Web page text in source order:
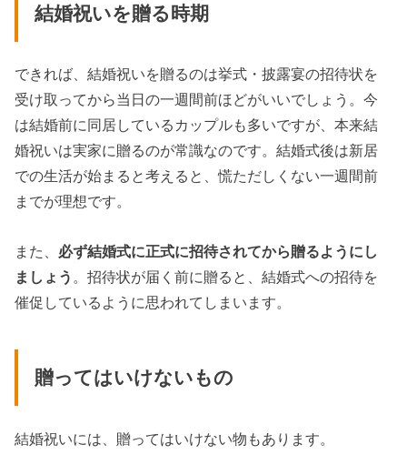
結婚祝いを贈る時期
できれば、結婚祝いを贈るのは挙式・披露宴の招待状を
受け取ってから当日の一週間前ほどがいいでしょう。今
は結婚前に同居しているカップルも多いですが、本来結
婚祝いは実家に贈るのが常識なのです。結婚式後は新居
での生活が始まると考えると、慌ただしくない一週間前
までが理想です。
また、 必ず結婚式に正式に招待されてから贈るようにし
ましょう 。招待状が届く前に贈ると、結婚式への招待を
催促しているように思われてしまいます。
贈ってはいけないもの
結婚祝いには、贈ってはいけない物もあります。